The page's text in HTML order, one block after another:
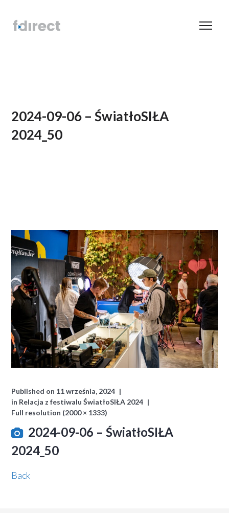
2024-09-06 – ŚwiatłoSIŁA
2024_50
Published on 11 września, 2024
in Relacja z festiwalu ŚwiatłoSIŁA 2024
Full resolution (2000 × 1333)
2024-09-06 – ŚwiatłoSIŁA
2024_50
Back